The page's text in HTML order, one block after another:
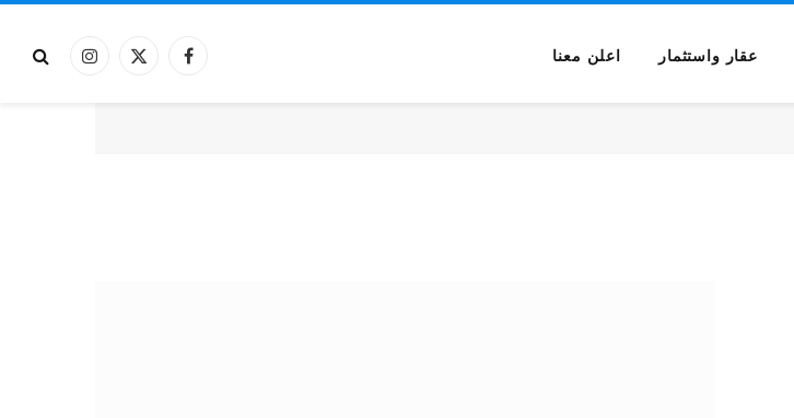
عقار واستثمار اعلن معنا فيسبوكX
الانستغرام